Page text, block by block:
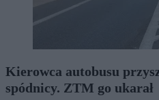
Kierowca autobusu
spódnicy. ZTM go ukarał